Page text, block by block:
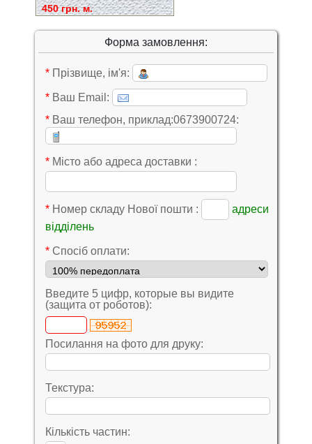
450 грн. м.
Форма замовлення:
* Прізвище, ім'я:
* Ваш Email:
* Ваш телефон, приклад:0673900724:
* Місто або адреса доставки :
* Номер складу Нової пошти :
адреси
відділень
* Cпосіб оплати:
Введите 5 цифр, которые вы видите
(защита от роботов):
Посилання на фото для друку:
Текстура:
Кількість частин: